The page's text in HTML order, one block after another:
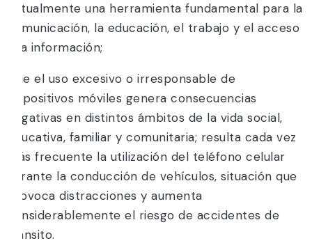
actualmente una herramienta fundamental para la
comunicación, la educación, el trabajo y el acceso
a la información;
Que el uso excesivo o irresponsable de
dispositivos móviles genera consecuencias
negativas en distintos ámbitos de la vida social,
educativa, familiar y comunitaria; resulta cada vez
más frecuente la utilización del teléfono celular
durante la conducción de vehículos, situación que
provoca distracciones y aumenta
considerablemente el riesgo de accidentes de
tránsito.